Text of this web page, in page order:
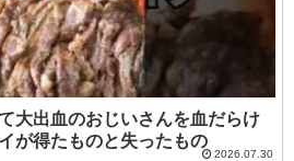
大出血のおじいさんを血だらけ
が得たものと失ったもの
2026.07.30